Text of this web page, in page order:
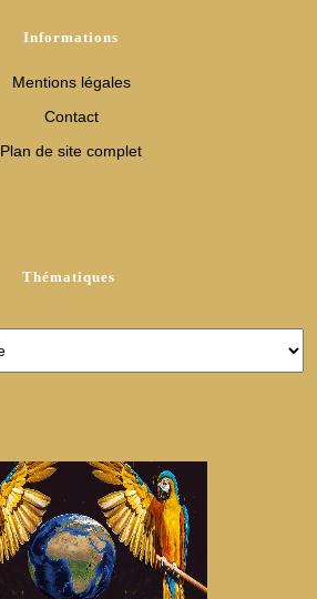
Informations
Mentions légales
Contact
Plan de site complet
Thématiques